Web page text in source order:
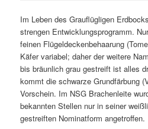
Im Leben des Grauflügligen
strengen Entwicklungsprogramm.
feinen Flügeldeckenbehaarung
Käfer variabel; daher der weitere
bis bräunlich grau gestreift ist alles
kommt die schwarze Grundfärbung
Vorschein. Im NSG Brachenleite
bekannten Stellen nur in seiner
gestreiften Nominatform angetroffen.